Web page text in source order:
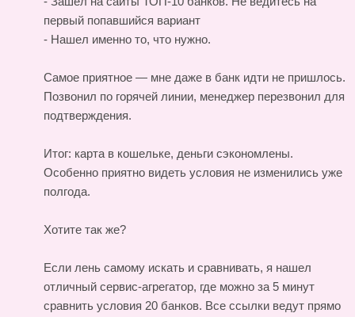
первый попавшийся вариант
- Нашел именно то, что нужно.
Самое приятное — мне даже в банк идти не пришлось.
Позвонил по горячей линии, менеджер перезвонил для
подтверждения.
Итог: карта в кошельке, деньги сэкономлены.
Особенно приятно видеть условия не изменились уже
полгода.
Хотите так же?
Если лень самому искать и сравнивать, я нашел
отличный сервис-агрегатор, где можно за 5 минут
сравнить условия 20 банков. Все ссылки ведут прямо